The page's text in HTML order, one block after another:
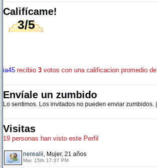
Califícame!
3/5
ia45 recibio 3 votos con una calificacion promedio de
Envíale un zumbido
Lo sentimos. Los invitados no pueden enviar zumbidos. |
Visitas
19 personas han visto este Perfil
nerealii, Mujer, 21 años
Mar. 15th 17:37 PM